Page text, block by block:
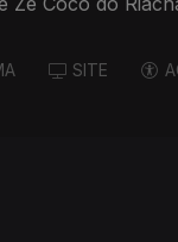
SITE